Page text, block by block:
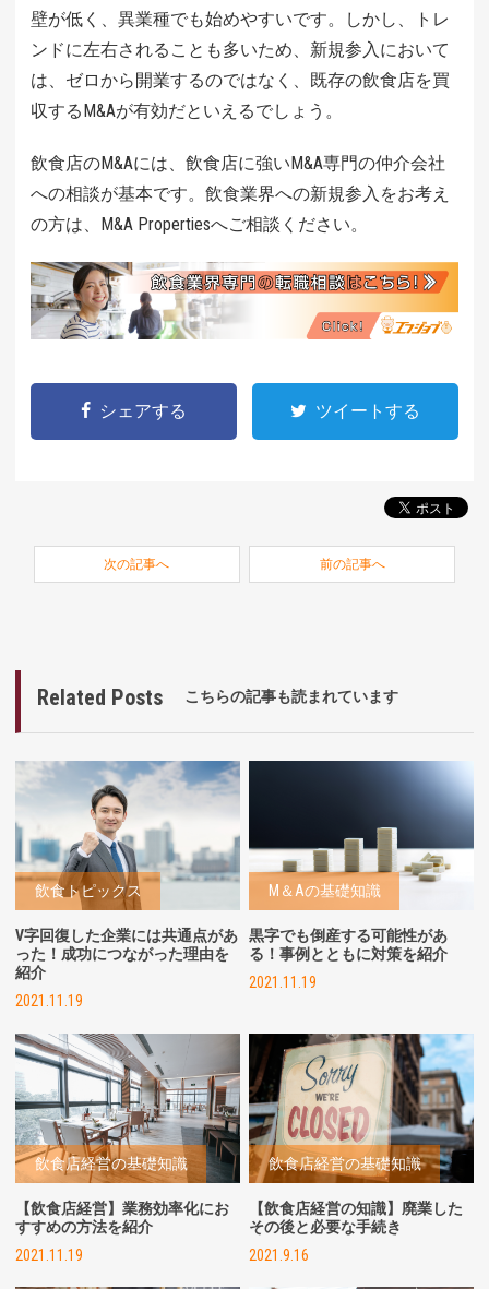
壁が低く、異業種でも始めやすいです。しかし、トレ
ンドに左右されることも多いため、新規参入において
は、ゼロから開業するのではなく、既存の飲食店を買
収するM&Aが有効だといえるでしょう。
飲食店のM&Aには、飲食店に強いM&A専門の仲介会社
への相談が基本です。飲食業界への新規参入をお考え
の方は、M&A Propertiesへご相談ください。
シェアする ツイートする
次の記事へ 前の記事へ
Related Posts こちらの記事も読まれています
飲食トピックス
V字回復した企業には共通点があ
った！成功につながった理由を
紹介
2021.11.19
M＆Aの基礎知識
黒字でも倒産する可能性があ
る！事例とともに対策を紹介
2021.11.19
飲食店経営の基礎知識
【飲食店経営】業務効率化にお
すすめの方法を紹介
2021.11.19
飲食店経営の基礎知識
【飲食店経営の知識】廃業した
その後と必要な手続き
2021.9.16